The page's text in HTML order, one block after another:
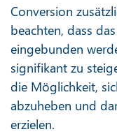
Conversion
beachten, dass
eingebunden
signifikant zu
die Möglichkeit,
abzuheben und
erzielen.